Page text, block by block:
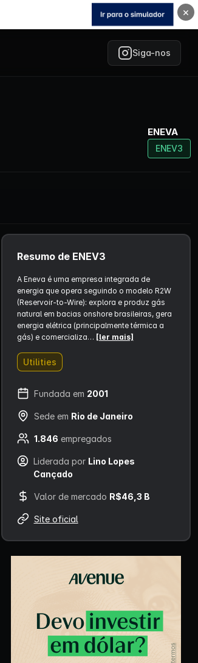
×
Siga-nos
ENEVA
ENEV3
Resumo de ENEV3
A Eneva é uma empresa integrada de
energia que opera seguindo o modelo R2W
(Reservoir-to-Wire): explora e produz gás
natural em bacias onshore brasileiras, gera
energia elétrica (principalmente térmica a
gás) e comercializa… [ler mais]
Utilities
Fundada em 2001
Sede em Rio de Janeiro
1.846 empregados
Liderada por Lino Lopes
Cançado
Valor de mercado R$46,3 B
Site oficial